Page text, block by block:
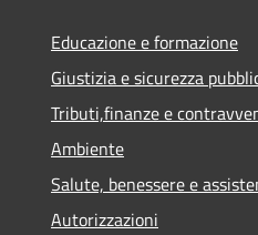
Educazione e formazione
Giustizia e sicurezza
Tributi,finanze e
Ambiente
Salute, benessere e
Autorizzazioni